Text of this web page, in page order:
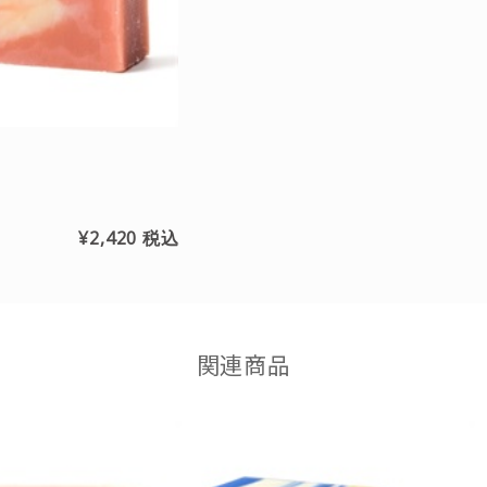
¥2,420税込
関連商品